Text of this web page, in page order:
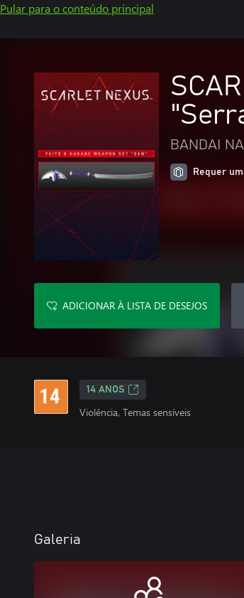
Pular para o conteúdo principal
BANDAI
Requer
ADICIONAR À LISTA DE DESEJOS
14 ANOS
Violência, Temas sensíveis
Galeria